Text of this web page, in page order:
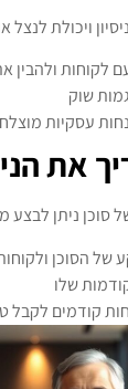
ויכולת לנצל
לקוחות ולהבין
שוק
עסקיות
את
סוכן ניתן
של הסוכן
שלו
קודמים לקבל